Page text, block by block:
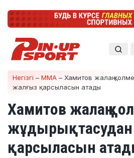
Негізгі – ММА – Хамитов жалаң
жалғыз қарсыласын атады
Хамитов жалаң
қарсыласын